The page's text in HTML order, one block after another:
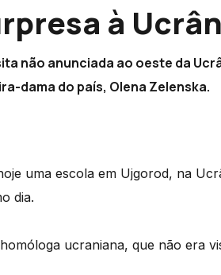
à
não anunciada ao oeste da
dama do país, Olena Zelenska.
uma escola em Ujgorod, na
dia.
ucraniana, que não era